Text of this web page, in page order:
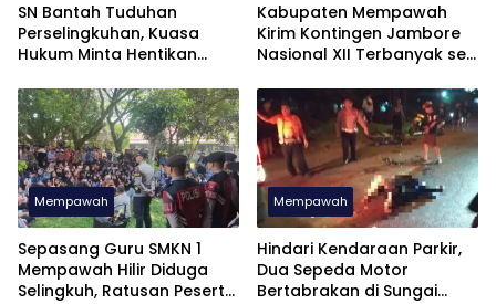
SN Bantah Tuduhan
Perselingkuhan, Kuasa
Hukum Minta Hentikan
Kabupaten Mempawah
Kirim Kontingen Jambore
Nasional XII Terbanyak se
Mempawah
Sepasang Guru SMKN 1
Mempawah Hilir Diduga
Selingkuh, Ratusan Peserta
Mempawah
Hindari Kendaraan Parkir,
Dua Sepeda Motor
Bertabrakan di Sungai